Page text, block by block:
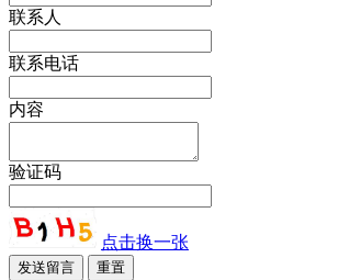
联系人
联系电话
内容
验证码
点击换一张